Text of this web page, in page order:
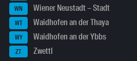
WN Wiener Neustadt – Stadt
WT Waidhofen an der Thaya
WY Waidhofen an der Ybbs
ZT Zwettl